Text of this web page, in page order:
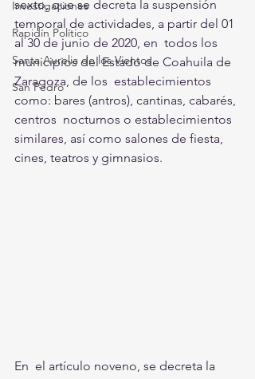
Investigaciones
Rapidín Político
Santa Aurelia de los Vientos
San Pedro
sexto, que se decreta la suspensión
temporal de actividades, a partir del 01
al 30 de junio de 2020, en  todos los
municipios del Estado de Coahuila de
Zaragoza, de los  establecimientos
como: bares (antros), cantinas, cabarés,
centros  nocturnos o establecimientos
similares, así como salones de fiesta,
cines, teatros y gimnasios.
En  el artículo noveno, se decreta la